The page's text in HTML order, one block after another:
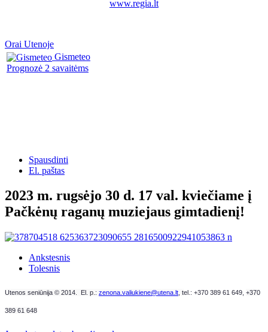
www.regia.lt
Orai Utenoje
Gismeteo
Prognozė 2 savaitėms
Spausdinti
El. paštas
2023 m. rugsėjo 30 d. 17 val. kviečiame į
Pačkėnų raganų muziejaus gimtadienį!
Ankstesnis
Tolesnis
Utenos seniūnija © 2014. El. p.: zenona.valiukiene@utena.lt , tel.: +370 389 61 649, +370
389 61 648